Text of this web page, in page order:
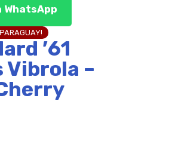
WhatsApp
’61
Vibrola –